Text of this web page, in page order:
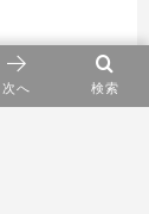
検索
次へ